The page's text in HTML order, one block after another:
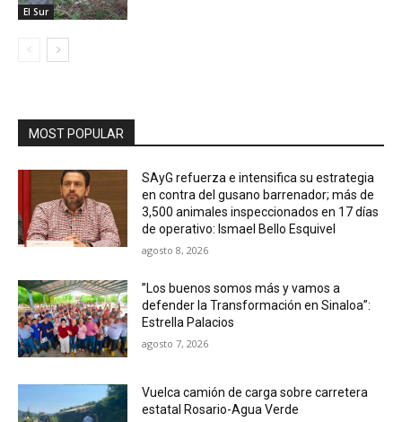
El Sur
MOST POPULAR
SAyG refuerza e intensifica su estrategia
en contra del gusano barrenador; más de
3,500 animales inspeccionados en 17 días
de operativo: Ismael Bello Esquivel
agosto 8, 2026
”Los buenos somos más y vamos a
defender la Transformación en Sinaloa”:
Estrella Palacios
agosto 7, 2026
Vuelca camión de carga sobre carretera
estatal Rosario-Agua Verde